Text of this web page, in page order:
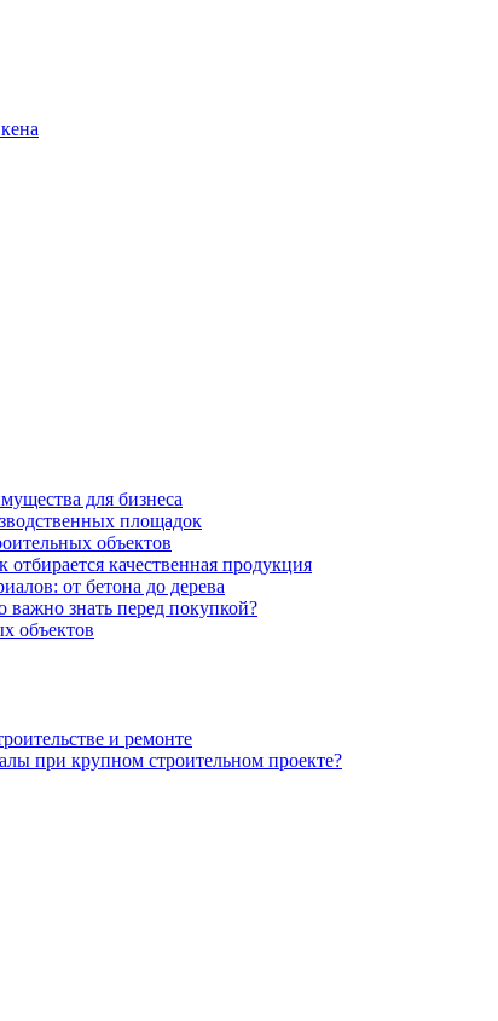
для бизнеса
площадок
объектов
качественная продукция
от бетона до дерева
знать перед покупкой?
объектов
и ремонте
при крупном строительном проекте?